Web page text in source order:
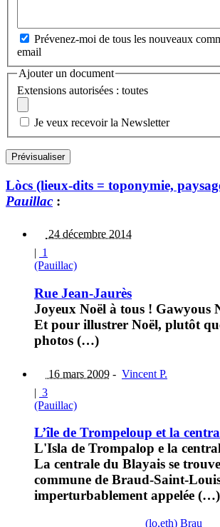
Prévenez-moi de tous les nouveaux
email
Ajouter un document
Extensions autorisées : toutes
Je veux recevoir la Newsletter
Lòcs (lieux-dits = toponymie,
Pauillac :
24 décembre 2014
| 1
(Pauillac)
Rue Jean-Jaurès
Joyeux Noël à tous ! Gawyous
Et pour illustrer Noël, plutôt
photos (…)
16 mars 2009 - Vincent P.
| 3
(Pauillac)
L’île de Trompeloup et la
L'Isla de Trompalop e la
La centrale du Blayais se
commune de Braud-Saint-
imperturbablement appelée (…)
(lo,eth) Brau